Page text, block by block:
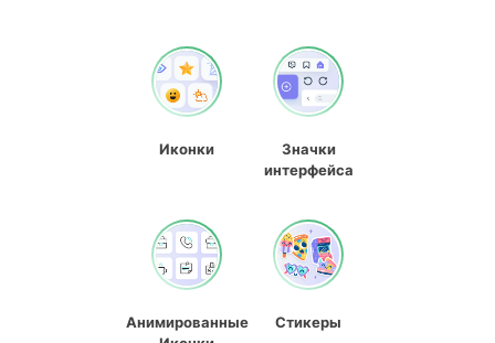
Иконки
Значки
интерфейса
Анимированные
Стикеры